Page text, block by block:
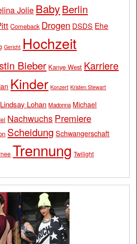
Jolie BabyBerlin
Comeback Drogen DSDS Ehe
Gericht Hochzeit
Bieber Kanye West Karriere
Kinder Konzert Kristen Stewart
Lindsay Lohan Madonna Michael
Nachwuchs Premiere
Scheidung Schwangerschaft
Trennung Twilight